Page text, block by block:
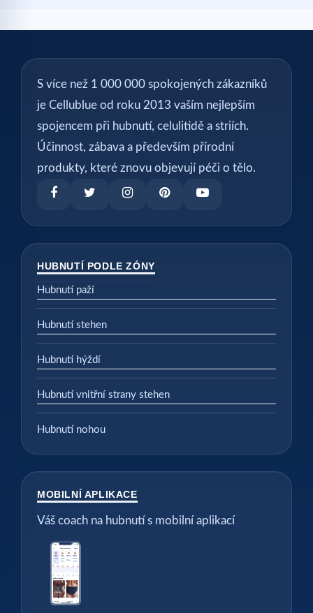
S více než 1 000 000 spokojených zákazníků
je Cellublue od roku 2013 vaším nejlepším
spojencem při hubnutí, celulitidě a striích.
Účinnost, zábava a především přírodní
produkty, které znovu objevují péči o tělo.
HUBNUTÍ PODLE ZÓNY
Hubnutí paží
Hubnutí stehen
Hubnutí hýždí
Hubnutí vnitřní strany stehen
Hubnutí nohou
MOBILNÍ APLIKACE
Váš coach na hubnutí s mobilní aplikací